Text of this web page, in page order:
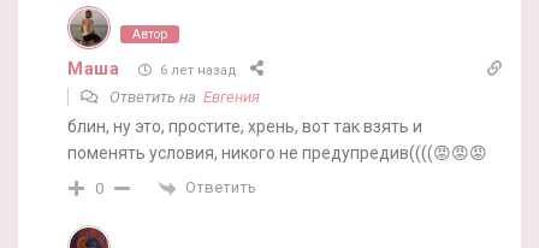
Автор
Маша 6 лет назад
Ответить на Евгения
блин, ну это, простите, хрень, вот так взять и
поменять условия, никого не предупредив((((😡😡😡
0 Ответить